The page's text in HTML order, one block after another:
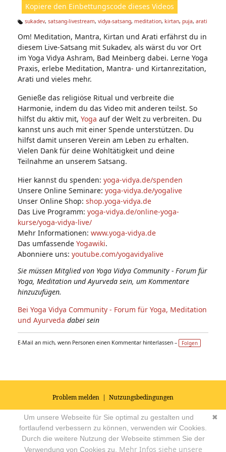
n:
Kopiere den Einbettungscode dieses Videos
g
s:
sukadev, satsang-livestream, vidya-satsang, meditation, kirtan, puja, arati
Om! Meditation, Mantra, Kirtan und Arati erfährst du in
diesem Live-Satsang mit Sukadev, als wärst du vor Ort
im Yoga Vidya Ashram, Bad Meinberg dabei. Lerne Yoga
Praxis, erlebe Meditation, Mantra- und Kirtanrezitation,
Arati und vieles mehr.
Genieße das religiöse Ritual und verbreite die
Harmonie, indem du das Video mit anderen teilst. So
hilfst du aktiv mit, Yoga auf der Welt zu verbreiten. Du
kannst uns auch mit einer Spende unterstützen. Du
hilfst damit unseren Verein am Leben zu erhalten.
Vielen Dank für deine Wohltätigkeit und deine
Teilnahme an unserem Satsang.
Hier kannst du spenden: yoga-vidya.de/spenden
Unsere Online Seminare: yoga-vidya.de/yogalive
Unser Online Shop: shop.yoga-vidya.de
Das Live Programm: yoga-vidya.de/online-yoga-
kurse/yoga-vidya-live/
Mehr Informationen: www.yoga-vidya.de
Das umfassende Yogawiki.
Abonniere uns: youtube.com/yogavidyalive
Sie müssen Mitglied von Yoga Vidya Community - Forum für
Yoga, Meditation und Ayurveda sein, um Kommentare
hinzuzufügen.
Bei Yoga Vidya Community - Forum für Yoga, Meditation
und Ayurveda dabei sein
E-Mail an mich, wenn Personen einen Kommentar hinterlassen – Folgen
Problem melden | Nutzungsbedingungen
© 2026Impressum|Datenschutz|AGB's| Yoga Vidya Community -
Forum für Yoga, Meditation und Ayurveda Powered by
✖
Um unsere Webseite für Sie optimal zu gestalten und
fortlaufend verbessern zu können, verwenden wir Cookies.
Durch die weitere Nutzung der Webseite stimmen Sie der
Verwendung von Cookies zu. Mehr Infos siehe unsere